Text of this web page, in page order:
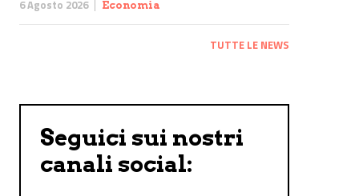
6 Agosto 2026 Economia
TUTTE LE NEWS
Seguici sui nostri
canali social: